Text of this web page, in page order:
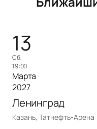
13
сб,
19:00
Марта
2027
Ленинград
Казань, Татнефть-Арена